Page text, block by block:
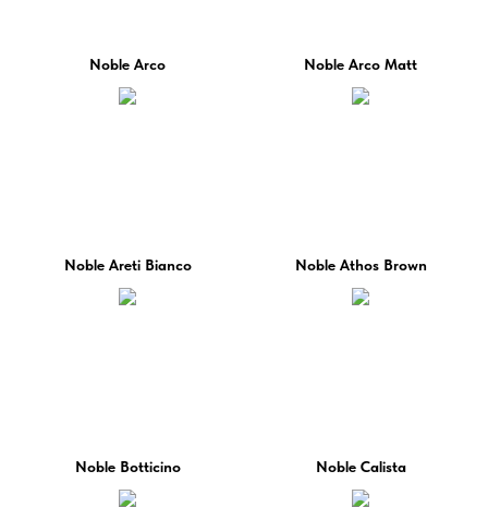
Noble Arco Noble Arco Matt
Noble Areti Bianco Noble Athos Brown
Noble Botticino Noble Calista